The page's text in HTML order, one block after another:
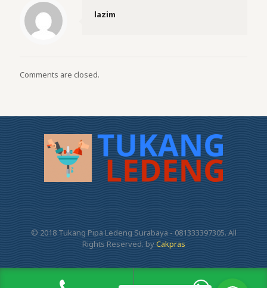
lazim
Comments are closed.
© 2018 Tukang Pipa Ledeng Surabaya - 081333397305. All
Rights Reserved. byCakpras